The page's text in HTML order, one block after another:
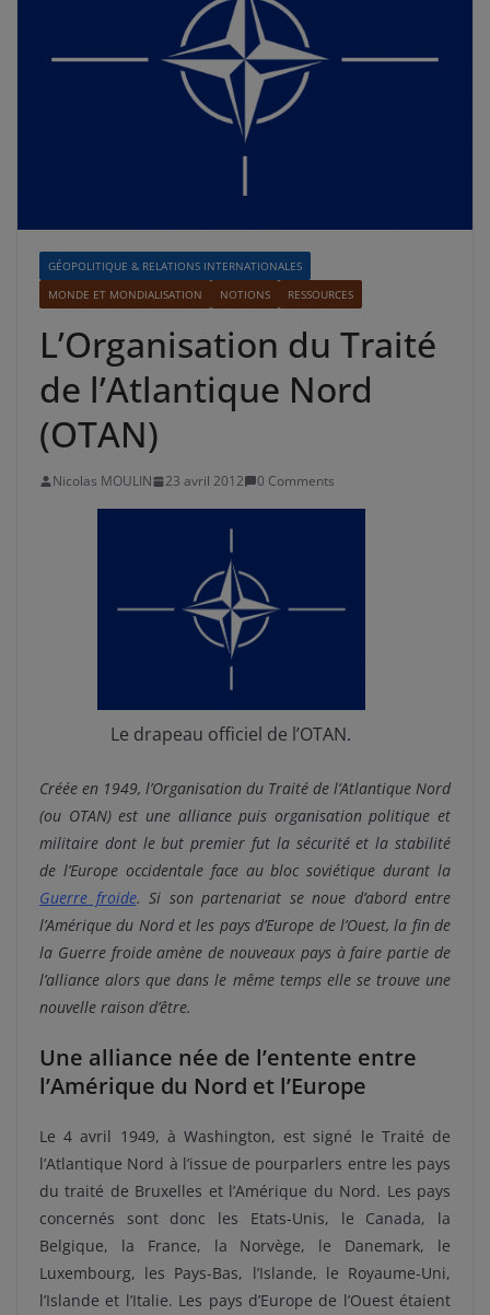
GÉOPOLITIQUE & RELATIONS INTERNATIONALES
MONDE ET MONDIALISATION
NOTIONS RESSOURCES
L’Organisation du Traité
de l’Atlantique Nord
(OTAN)
Nicolas MOULIN 23 avril 2012 0 Comments
Le drapeau officiel de l’OTAN.
Créée en 1949, l’Organisation du Traité de l’Atlantique Nord
(ou OTAN) est une alliance puis organisation politique et
militaire dont le but premier fut la sécurité et la stabilité
de l’Europe occidentale face au bloc soviétique durant la
Guerre froide. Si son partenariat se noue d’abord entre
l’Amérique du Nord et les pays d’Europe de l’Ouest, la fin de
la Guerre froide amène de nouveaux pays à faire partie de
l’alliance alors que dans le même temps elle se trouve une
nouvelle raison d’être.
Une alliance née de l’entente entre
l’Amérique du Nord et l’Europe
Le 4 avril 1949, à Washington, est signé le Traité de
l’Atlantique Nord à l’issue de pourparlers entre les pays
du traité de Bruxelles et l’Amérique du Nord. Les pays
concernés sont donc les Etats-Unis, le Canada, la
Belgique, la France, la Norvège, le Danemark, le
Luxembourg, les Pays-Bas, l’Islande, le Royaume-Uni,
l’Islande et l’Italie. Les pays d’Europe de l’Ouest étaient